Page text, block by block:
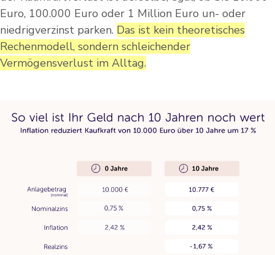
Euro, 100.000 Euro oder 1 Million Euro un- oder
niedrigverzinst parken. Das ist kein theoretisches
Rechenmodell, sondern schleichender
Vermögensverlust im Alltag.